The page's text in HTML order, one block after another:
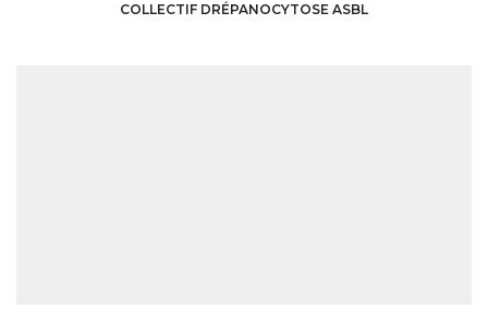
COLLECTIF DRÉPANOCYTOSE ASBL